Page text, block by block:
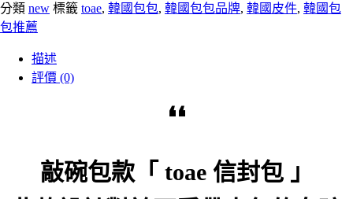
分類 new 標籤 toae, 韓國包包, 韓國包包品牌, 韓國皮件, 韓國包
包推薦
描述
評價 (0)
❛❛
敲碗包款「 toae 信封包 」